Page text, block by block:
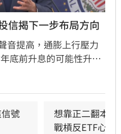
信揭下一步布局方向
音提高，通膨上行壓力
底前升息的可能性升
確實會帶給金融市場波
，使投資人質疑聯準會
號
想靠正二翻本
戰槓反ETF心法